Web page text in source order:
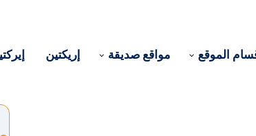
الموقع مواقع صديقة إريكتين